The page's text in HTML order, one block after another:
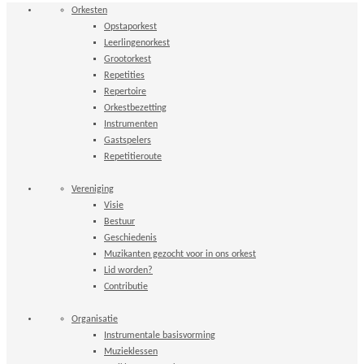
Orkesten
Opstaporkest
Leerlingenorkest
Grootorkest
Repetities
Repertoire
Orkestbezetting
Instrumenten
Gastspelers
Repetitieroute
Vereniging
Visie
Bestuur
Geschiedenis
Muzikanten gezocht voor in ons orkest
Lid worden?
Contributie
Organisatie
Instrumentale basisvorming
Muzieklessen